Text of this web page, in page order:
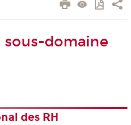
domaine
des RH